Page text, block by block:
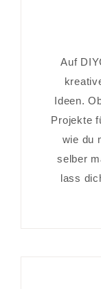
Auf
Ideen.
Projekte
wie du
selber
lass